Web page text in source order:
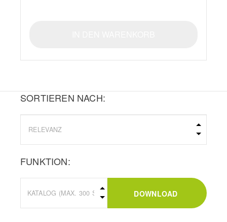
SORTIEREN NACH:
FUNKTION:
DOWNLOAD